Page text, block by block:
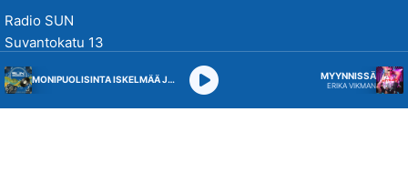
Radio SUN
Suvantokatu 13
33100 Tampere
Studio 010 5844 655
MONIPUOLISINTA ISKELMÄÄ JA PARASTA POPPIA MYYNNISSÄ
ERIKA VIKMAN